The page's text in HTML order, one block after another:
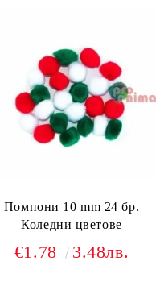
Помпони 10 mm 24 бр.
Коледни цветове
€1.78 3.48лв.